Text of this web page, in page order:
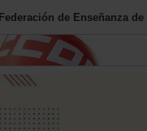
Federación de Enseñanza